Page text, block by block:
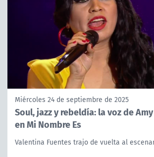
Miércoles 24 de septiembre de 2025
Soul, jazz y rebeldía: la voz de
en Mi Nombre Es
Valentina Fuentes trajo de vuelta al